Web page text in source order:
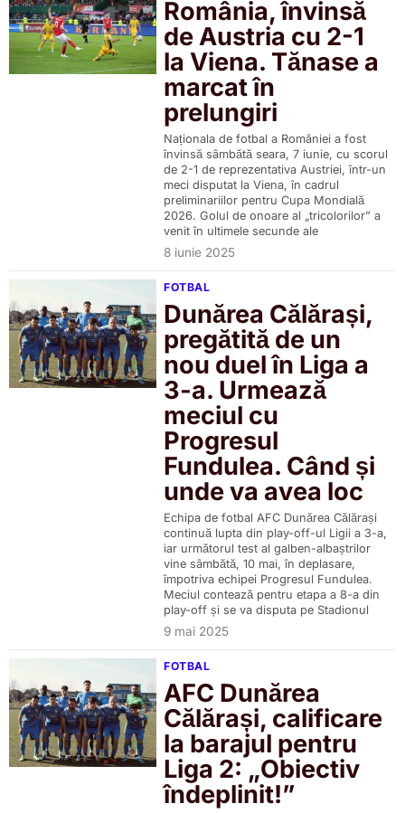
România, învinsă
de Austria cu 2-1
la Viena. Tănase a
marcat în
prelungiri
Naționala de fotbal a României a fost
învinsă sâmbătă seara, 7 iunie, cu scorul
de 2-1 de reprezentativa Austriei, într-un
meci disputat la Viena, în cadrul
preliminariilor pentru Cupa Mondială
2026. Golul de onoare al „tricolorilor” a
venit în ultimele secunde ale
8 iunie 2025
FOTBAL
Dunărea Călărași,
pregătită de un
nou duel în Liga a
3-a. Urmează
meciul cu
Progresul
Fundulea. Când și
unde va avea loc
Echipa de fotbal AFC Dunărea Călărași
continuă lupta din play-off-ul Ligii a 3-a,
iar următorul test al galben-albaștrilor
vine sâmbătă, 10 mai, în deplasare,
împotriva echipei Progresul Fundulea.
Meciul contează pentru etapa a 8-a din
play-off și se va disputa pe Stadionul
9 mai 2025
FOTBAL
AFC Dunărea
Călărași, calificare
la barajul pentru
Liga 2: „Obiectiv
îndeplinit!”